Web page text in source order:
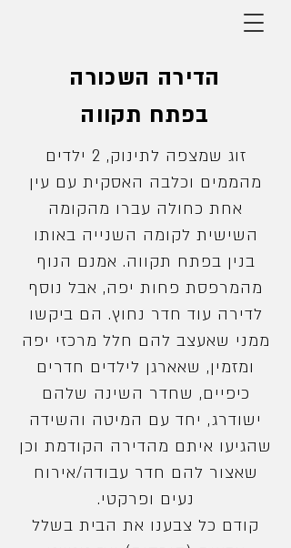
הדירה השכורה
בפתח תקווה
זוג שמצפה לתינוק, 2 ילדים
מהממים וכלבה האסקית עם עין
אחת כחולה עברו מהקומה
השישית לקומה השנייה באותו
בנין בפתח תקווה. אמנם הנוף
מהמרפסת פחות יפה, אבל נוסף
לדירה עוד חדר נחוץ. הם ביקשו
ממני שאעצב להם חלל מרכזי יפה
ומזמין, שאארגן לילדים חדרים
כיפיים, שחדר השינה שלהם
ישודרג, יחד עם המיטה והשידה
שהגיעו איתם מהדירה הקודמת וכן
שאצור להם חדר עבודה/אירוח
נעים ופרקטי.
קודם כל צבענו את הבית בשלל